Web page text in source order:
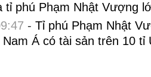
tỉ phú Phạm Nhật Vượng
- Tỉ phú Phạm Nhật
Á có tài sản trên 10 tỉ